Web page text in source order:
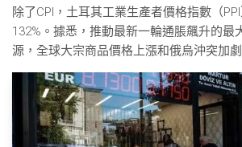
除了CPI，土耳其工業生產者價格指數（
132%。據悉，推動最新一輪通脹飆升的最
源，全球大宗商品價格上漲和俄烏沖突加